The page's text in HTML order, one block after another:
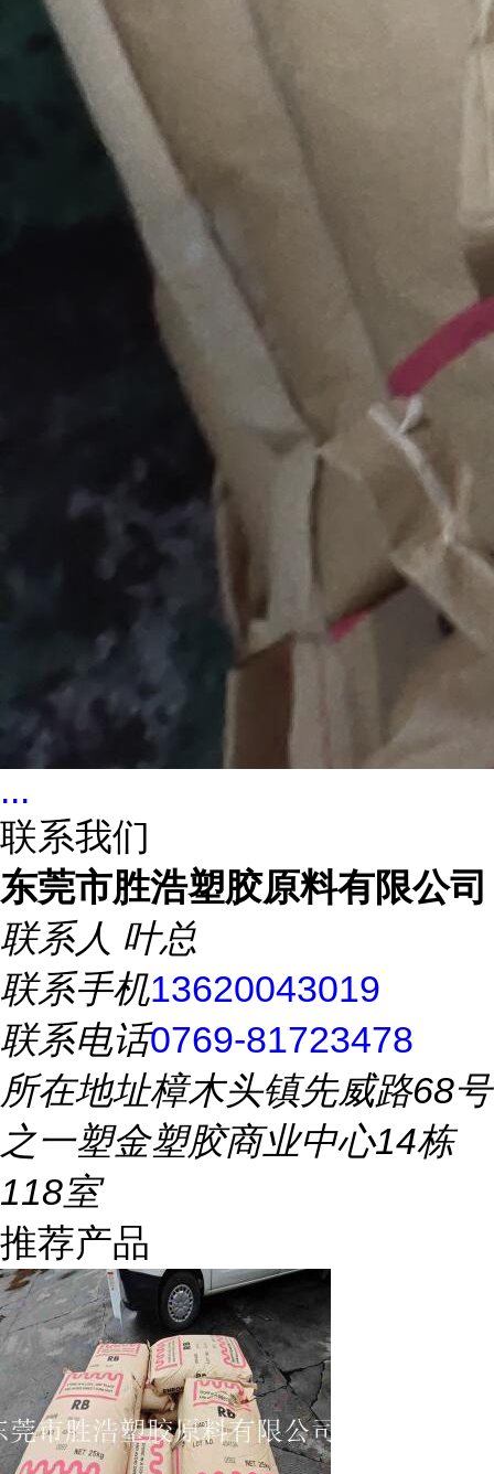
...
联系我们
东莞市胜浩塑胶原料有限公司
联系人 叶总
联系手机13620043019
联系电话0769-81723478
所在地址樟木头镇先威路68号
之一塑金塑胶商业中心14栋
118室
推荐产品